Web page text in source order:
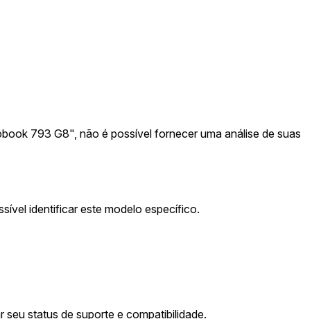
793 G8", não é possível fornecer uma análise de suas
identificar este modelo específico.
status de suporte e compatibilidade.